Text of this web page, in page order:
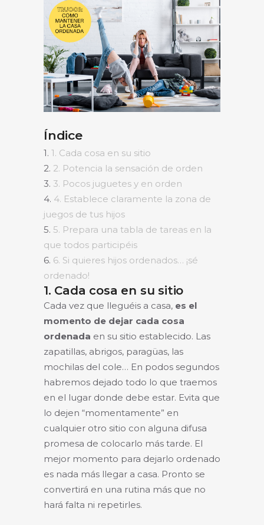
Índice
1. 1. Cada cosa en su sitio
2. 2. Potencia la sensación de orden
3. 3. Pocos juguetes y en orden
4. 4. Establece claramente la zona de
juegos de tus hijos
5. 5. Prepara una tabla de tareas en la
que todos participéis
6. 6. Si quieres hijos ordenados… ¡sé
ordenado!
1. Cada cosa en su sitio
Cada vez que lleguéis a casa, es el
momento de dejar cada cosa
ordenada en su sitio establecido. Las
zapatillas, abrigos, paragüas, las
mochilas del cole… En podos segundos
habremos dejado todo lo que traemos
en el lugar donde debe estar. Evita que
lo dejen “momentamente” en
cualquier otro sitio con alguna difusa
promesa de colocarlo más tarde. El
mejor momento para dejarlo ordenado
es nada más llegar a casa. Pronto se
convertirá en una rutina más que no
hará falta ni repetirles.